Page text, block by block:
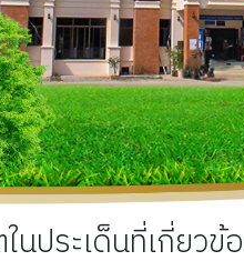
นประเด็นที่เกี่ยว